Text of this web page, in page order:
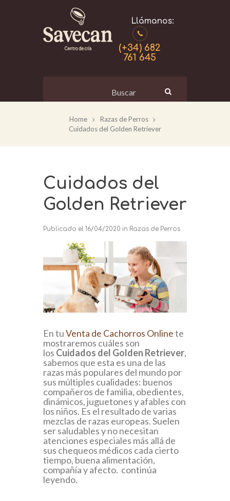
(+34) 682
761 645
Home
Razas de Perros
Cuidados del Golden Retriever
Cuidados del
Golden Retriever
Publicado el 16/04/2020 in Razas de Perros
En tuVenta de Cachorros Onlinete
mostraremos cuáles son
los Cuidados del Golden Retriever,
sabemos que esta es una de las
razas más populares del mundo por
sus múltiples cualidades: buenos
compañeros de familia, obedientes,
dinámicos, juguetones y afables con
los niños. Es el resultado de varias
mezclas de razas europeas. Suelen
ser saludables y no necesitan
atenciones especiales más allá de
sus chequeos médicos cada cierto
tiempo, buena alimentación,
compañía y afecto. continúa
leyendo.